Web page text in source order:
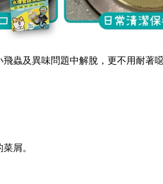
蟲及異味問題中解脫，更不用耐著
屑。